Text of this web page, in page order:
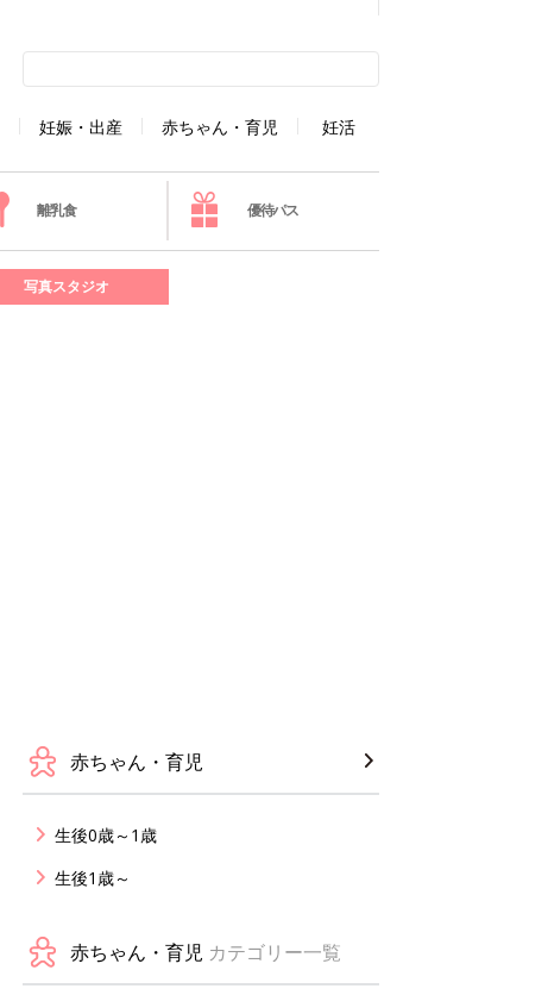
妊娠・出産 赤ちゃん・育児 妊活
離乳食 優待パス
写真スタジオ
赤ちゃん・育児
生後0歳～1歳
生後1歳～
赤ちゃん・育児 カテゴリー一覧